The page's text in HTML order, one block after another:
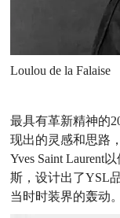
Loulou de la Falaise
最具有革新精神的
现出的灵感和思路
Yves Saint Laurent
斯，设计出了YSL
当时时装界的轰动。